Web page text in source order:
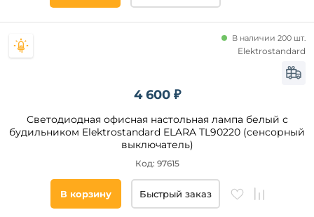
4 600 ₽
Светодиодная офисная настольная лампа белый с
будильником Elektrostandard ELARA TL90220 (сенсорный
выключатель)
В наличии 200 шт.
Код: 97615
Elektrostandard
В корзину Быстрый заказ